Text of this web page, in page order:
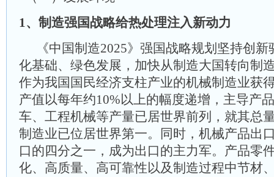
1、制造强国战略给热处理注入新动力
《中国制造2025》强国战略规划坚持创
化基础、绿色发展，加快从制造大国转向制
作为我国国民经济支柱产业的机械制造业获
产值以每年约10%以上的幅度递增，主导产
车、工程机械等产量已居世界前列，就其总
制造业已位居世界第一。同时，机械产品出
口的四分之一，成为出口的主力军。产品零
化、高质量、高可靠性以及制造过程中节材